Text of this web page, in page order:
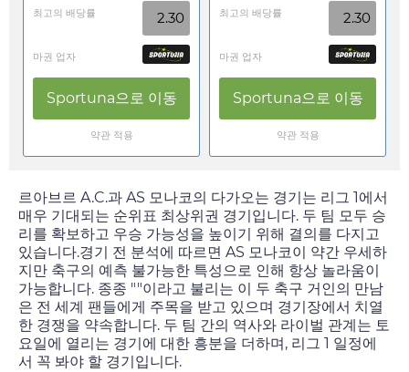
최고의 배당률 2.30
마권 업자
Sportuna으로 이동
약관 적용
최고의 배당률 2.30
마권 업자
Sportuna으로 이동
약관 적용
르아브르 A.C.과 AS 모나코의 다가오는 경기는 리그 1에서
매우 기대되는 순위표 최상위권 경기입니다. 두 팀 모두 승
리를 확보하고 우승 가능성을 높이기 위해 결의를 다지고
있습니다.경기 전 분석에 따르면 AS 모나코이 약간 우세하
지만 축구의 예측 불가능한 특성으로 인해 항상 놀라움이
가능합니다. 종종 ""이라고 불리는 이 두 축구 거인의 만남
은 전 세계 팬들에게 주목을 받고 있으며 경기장에서 치열
한 경쟁을 약속합니다. 두 팀 간의 역사와 라이벌 관계는 토
요일에 열리는 경기에 대한 흥분을 더하며, 리그 1 일정에
서 꼭 봐야 할 경기입니다.